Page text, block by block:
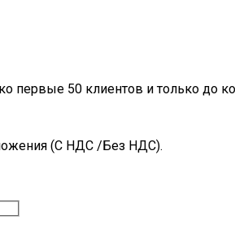
первые 50 клиентов и только до
(С НДС /Без НДС).